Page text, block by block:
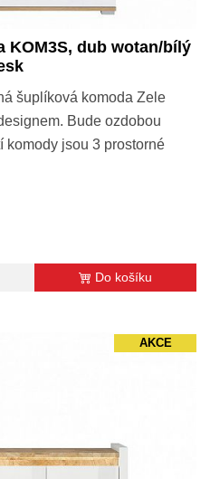
KOM3S, dub wotan/bílý
šuplíková komoda Zele
Bude ozdobou
komody jsou 3 prostorné
Do košíku
AKCE